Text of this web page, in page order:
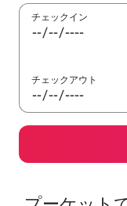
チェックイン
チェックアウト